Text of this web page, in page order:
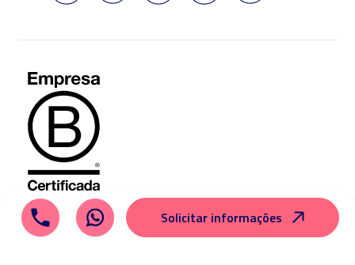
© 2026 Tokio School
Solicitar informações